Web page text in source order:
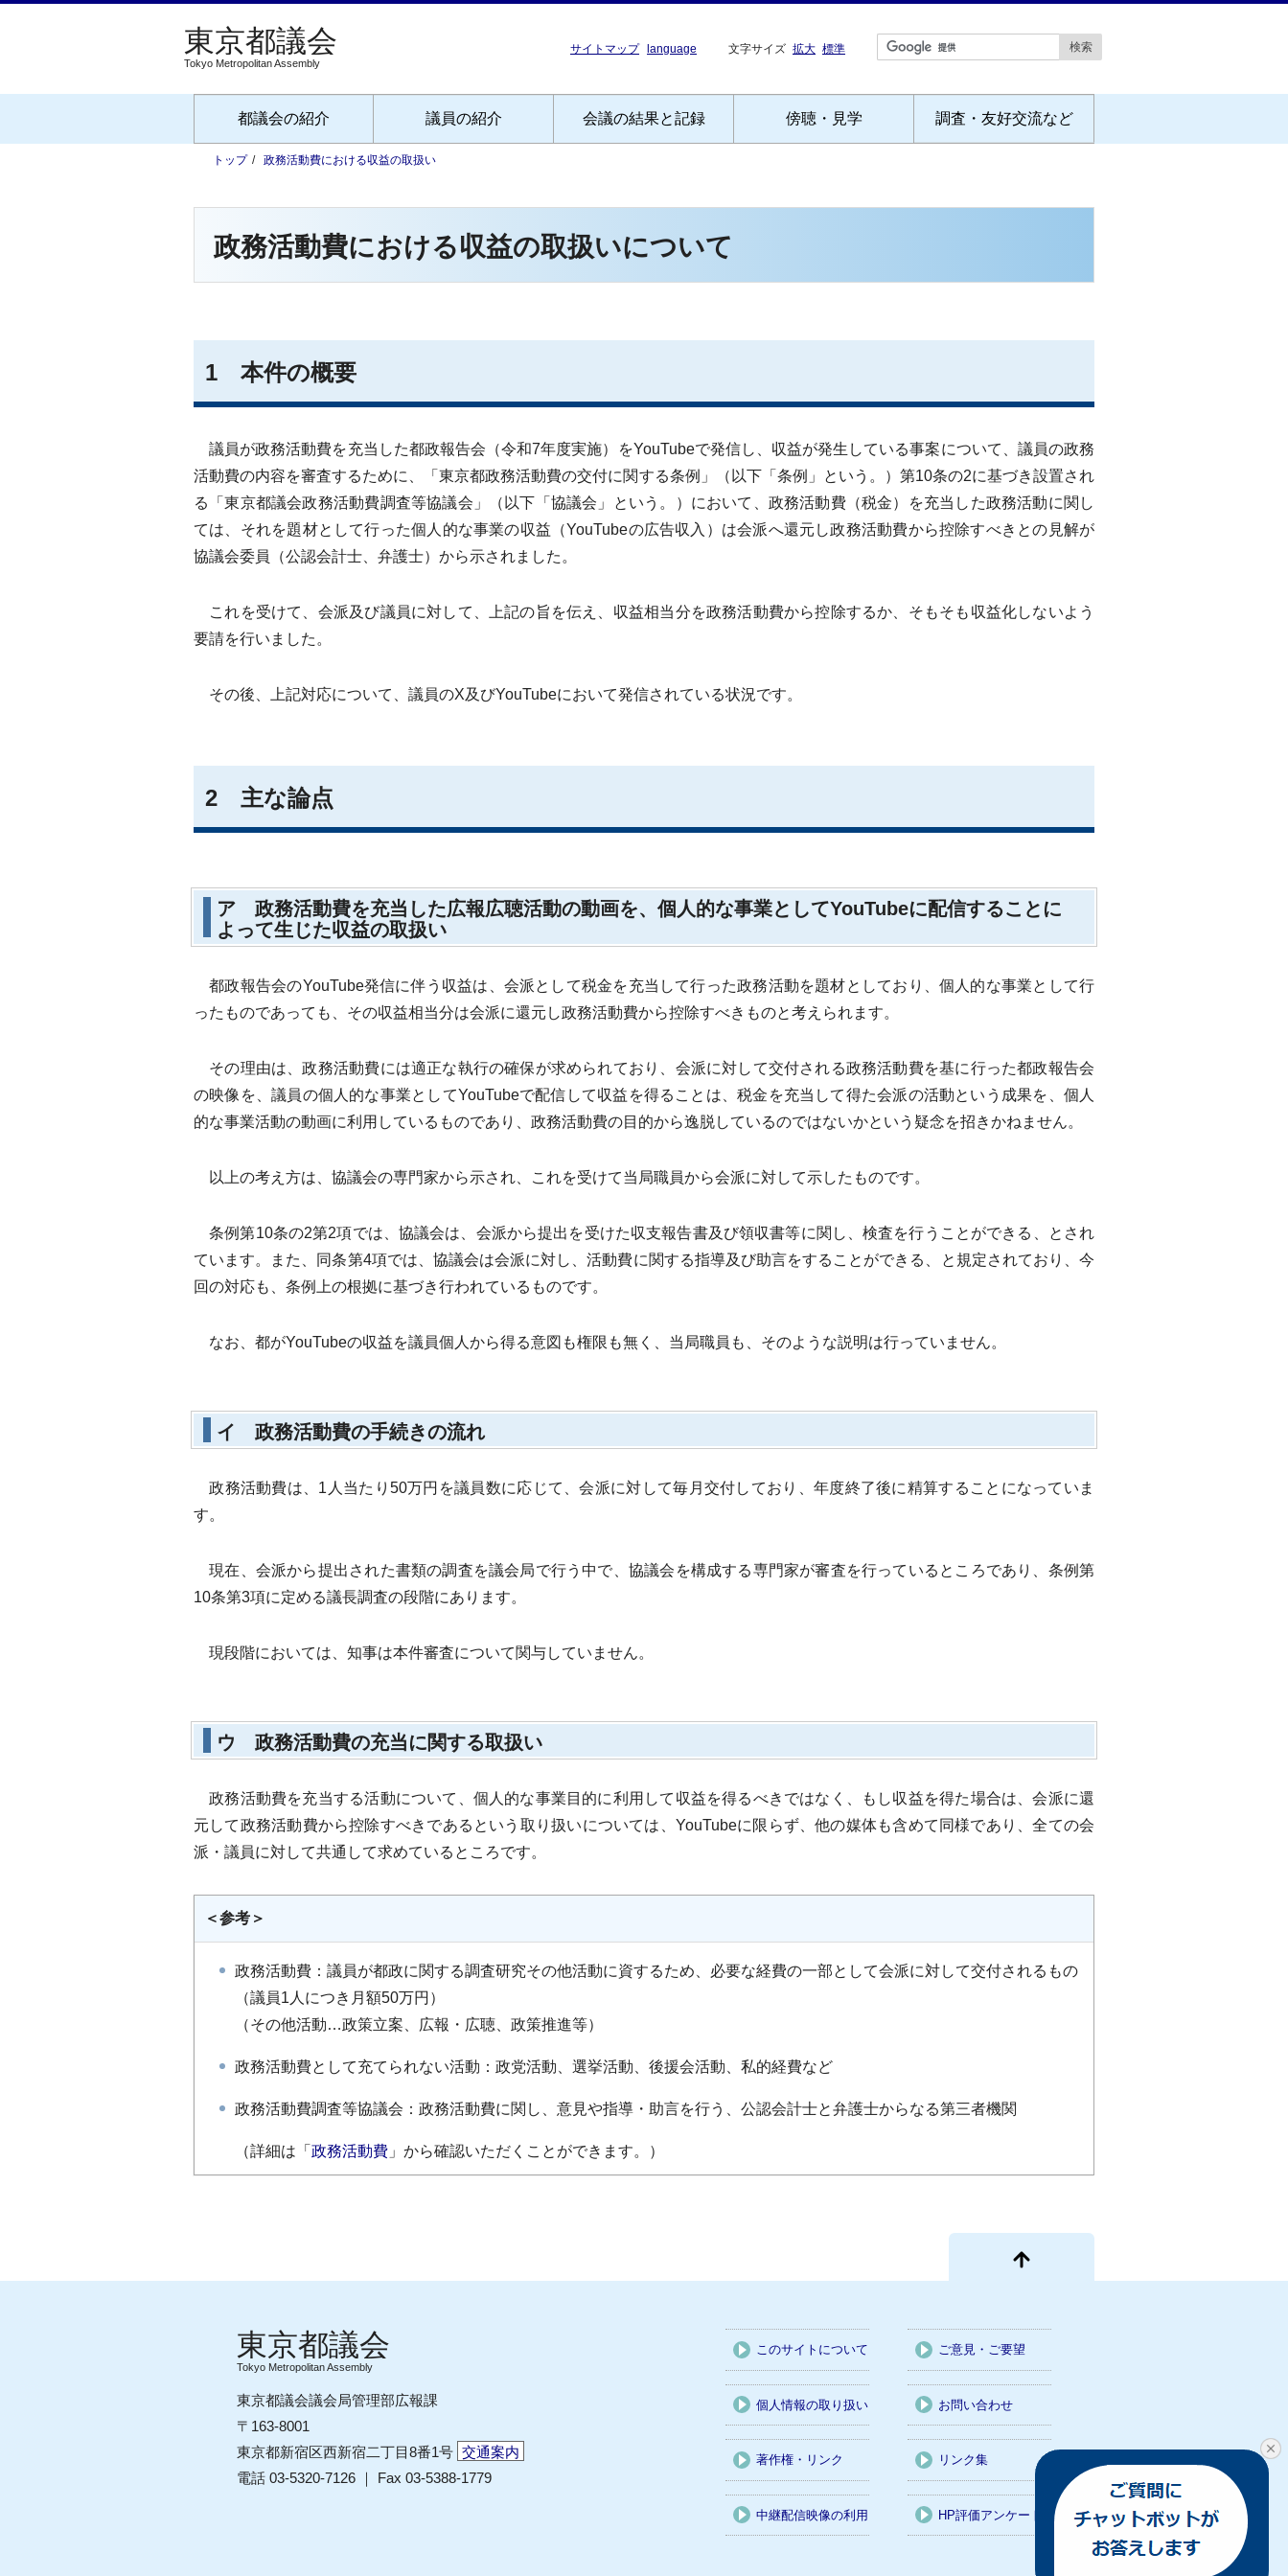
Tokyo Metropolitan Assembly
サイトマップ language 文字サイズ 拡大 標準
都議会の紹介 議員の紹介 会議の結果と記録 傍聴・見学 調査・友好交流など
トップ 政務活動費における収益の取扱い
政務活動費における収益の取扱いについて
1 本件の概要
議員が政務活動費を充当した都政報告会（令和7年度実施）をYouTubeで発信し、収益が発生している事案について、議員の政務
活動費の内容を審査するために、「東京都政務活動費の交付に関する条例」（以下「条例」という。）第10条の2に基づき設置され
る「東京都議会政務活動費調査等協議会」（以下「協議会」という。）において、政務活動費（税金）を充当した政務活動に関し
ては、それを題材として行った個人的な事業の収益（YouTubeの広告収入）は会派へ還元し政務活動費から控除すべきとの見解が
協議会委員（公認会計士、弁護士）から示されました。
これを受けて、会派及び議員に対して、上記の旨を伝え、収益相当分を政務活動費から控除するか、そもそも収益化しないよう
要請を行いました。
その後、上記対応について、議員のX及びYouTubeにおいて発信されている状況です。
2 主な論点
ア 政務活動費を充当した広報広聴活動の動画を、個人的な事業としてYouTubeに配信することに
よって生じた収益の取扱い
都政報告会のYouTube発信に伴う収益は、会派として税金を充当して行った政務活動を題材としており、個人的な事業として行
ったものであっても、その収益相当分は会派に還元し政務活動費から控除すべきものと考えられます。
その理由は、政務活動費には適正な執行の確保が求められており、会派に対して交付される政務活動費を基に行った都政報告会
の映像を、議員の個人的な事業としてYouTubeで配信して収益を得ることは、税金を充当して得た会派の活動という成果を、個人
的な事業活動の動画に利用しているものであり、政務活動費の目的から逸脱しているのではないかという疑念を招きかねません。
以上の考え方は、協議会の専門家から示され、これを受けて当局職員から会派に対して示したものです。
条例第10条の2第2項では、協議会は、会派から提出を受けた収支報告書及び領収書等に関し、検査を行うことができる、とされ
ています。また、同条第4項では、協議会は会派に対し、活動費に関する指導及び助言をすることができる、と規定されており、今
回の対応も、条例上の根拠に基づき行われているものです。
なお、都がYouTubeの収益を議員個人から得る意図も権限も無く、当局職員も、そのような説明は行っていません。
イ 政務活動費の手続きの流れ
政務活動費は、1人当たり50万円を議員数に応じて、会派に対して毎月交付しており、年度終了後に精算することになっていま
す。
現在、会派から提出された書類の調査を議会局で行う中で、協議会を構成する専門家が審査を行っているところであり、条例第
10条第3項に定める議長調査の段階にあります。
現段階においては、知事は本件審査について関与していません。
ウ 政務活動費の充当に関する取扱い
政務活動費を充当する活動について、個人的な事業目的に利用して収益を得るべきではなく、もし収益を得た場合は、会派に還
元して政務活動費から控除すべきであるという取り扱いについては、YouTubeに限らず、他の媒体も含めて同様であり、全ての会
派・議員に対して共通して求めているところです。
＜参考＞
政務活動費：議員が都政に関する調査研究その他活動に資するため、必要な経費の一部として会派に対して交付されるもの
（議員1人につき月額50万円）
（その他活動…政策立案、広報・広聴、政策推進等）
政務活動費として充てられない活動：政党活動、選挙活動、後援会活動、私的経費など
政務活動費調査等協議会：政務活動費に関し、意見や指導・助言を行う、公認会計士と弁護士からなる第三者機関
（詳細は「 政務活動費 」から確認いただくことができます。）
このサイトについて ご意見・ご要望
個人情報の取り扱い お問い合わせ
著作権・リンク リンク集
中継配信映像の利用 HP評価アンケート
Tokyo Metropolitan Assembly
東京都議会議会局管理部広報課
〒163-8001
東京都新宿区西新宿二丁目8番1号 交通案内
電話 03-5320-7126 ｜ Fax 03-5388-1779